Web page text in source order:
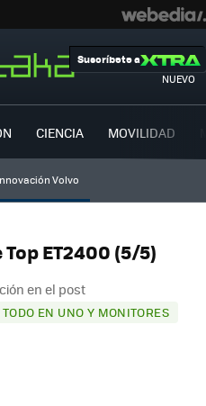
NUEVO
Suscríbete a
CIENCIA MOVILIDAD
Volvo
ET2400 (5/5)
en el post
EN UNO Y MONITORES